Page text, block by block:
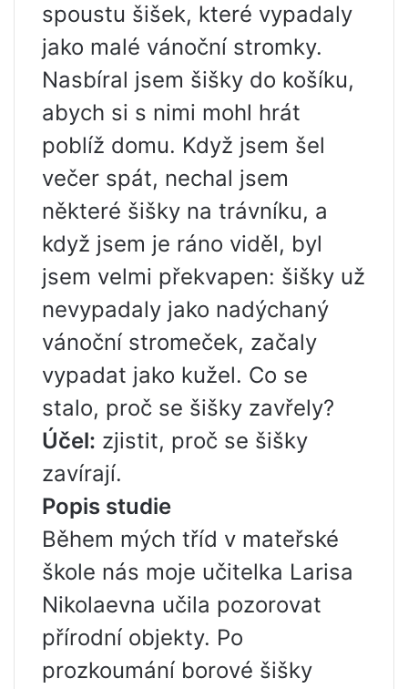
spoustu šišek, které vypadaly
jako malé vánoční stromky.
Nasbíral jsem šišky do košíku,
abych si s nimi mohl hrát
poblíž domu. Když jsem šel
večer spát, nechal jsem
některé šišky na trávníku, a
když jsem je ráno viděl, byl
jsem velmi překvapen: šišky už
nevypadaly jako nadýchaný
vánoční stromeček, začaly
vypadat jako kužel. Co se
stalo, proč se šišky zavřely?
Účel: zjistit, proč se šišky
zavírají.
Popis studie
Během mých tříd v mateřské
škole nás moje učitelka Larisa
Nikolaevna učila pozorovat
přírodní objekty. Po
prozkoumání borové šišky